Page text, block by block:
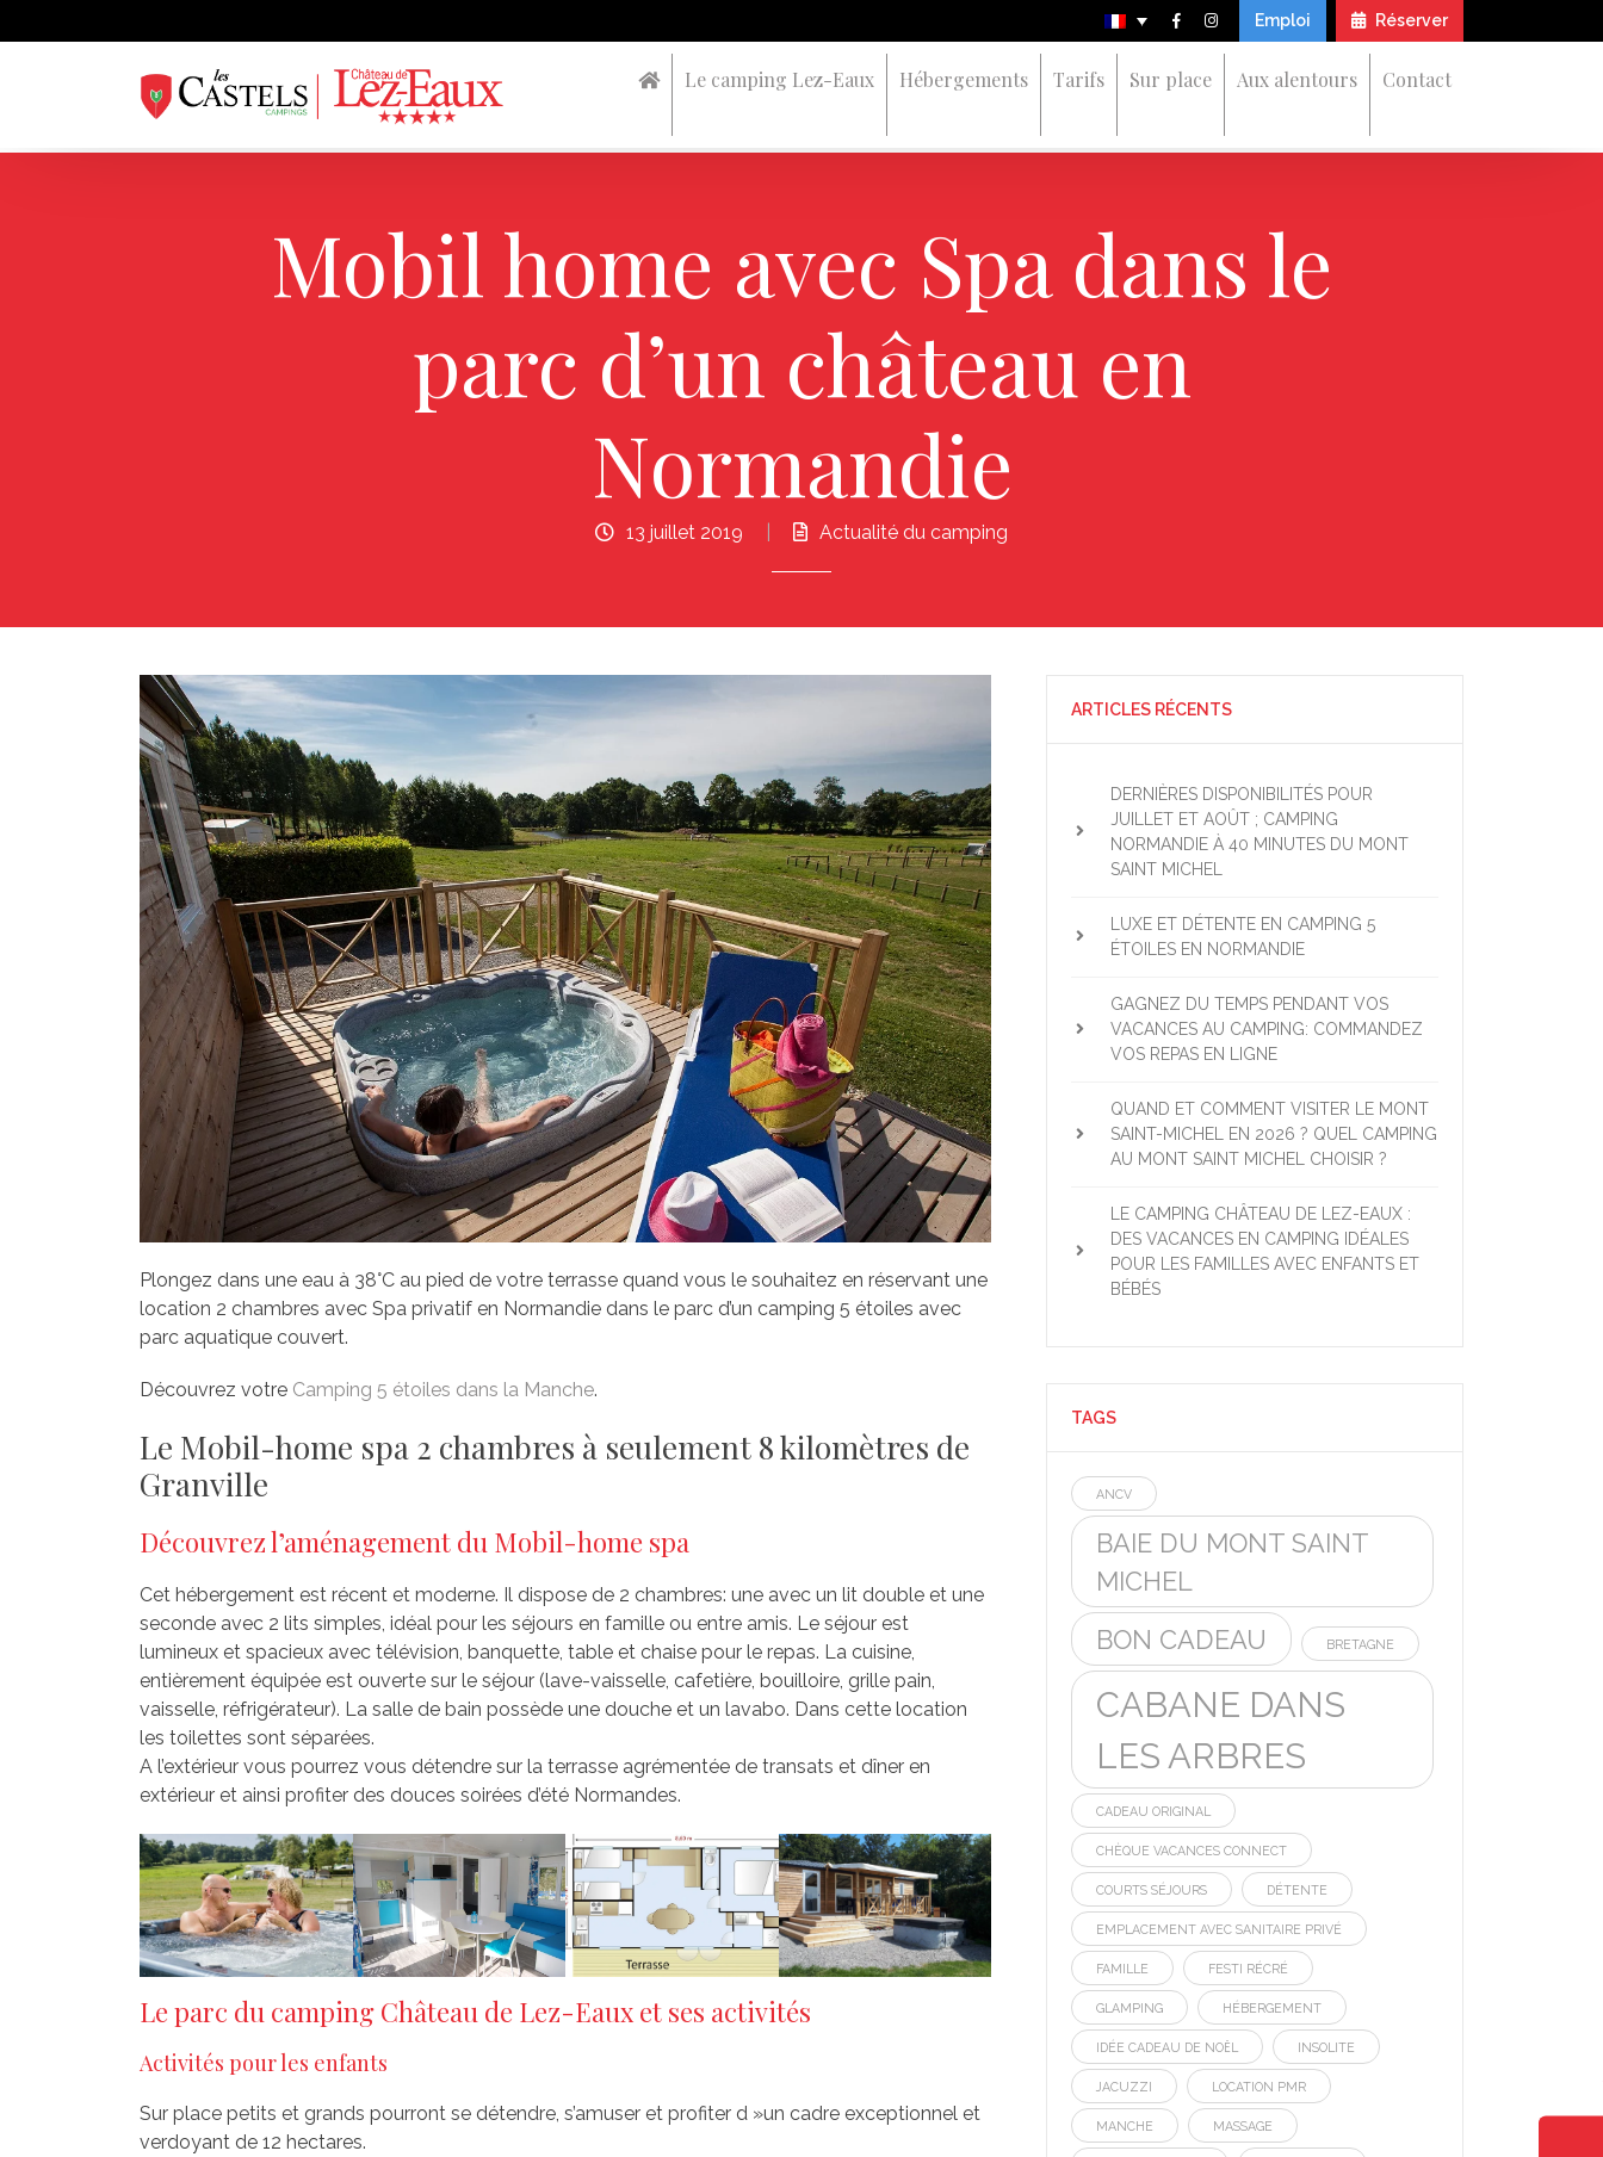
Emploi Réserver
Le camping Lez-Eaux Hébergements Tarifs Sur place Aux alentours Contact
Mobil home avec Spa dans le
parc d’un château en
Normandie
13 juillet 2019 Actualité du camping
Plongez dans une eau à 38°C au pied de votre terrasse quand vous le souhaitez en réservant une
location 2 chambres avec Spa privatif en Normandie dans le parc d’un camping 5 étoiles avec
parc aquatique couvert.
Découvrez votre Camping 5 étoiles dans la Manche.
Le Mobil-home spa 2 chambres à seulement 8 kilomètres de
Granville
Découvrez l’aménagement du Mobil-home spa
Cet hébergement est récent et moderne. Il dispose de 2 chambres: une avec un lit double et une
seconde avec 2 lits simples, idéal pour les séjours en famille ou entre amis. Le séjour est
lumineux et spacieux avec télévision, banquette, table et chaise pour le repas. La cuisine,
entièrement équipée est ouverte sur le séjour (lave-vaisselle, cafetière, bouilloire, grille pain,
vaisselle, réfrigérateur). La salle de bain possède une douche et un lavabo. Dans cette location
les toilettes sont séparées.
A l’extérieur vous pourrez vous détendre sur la terrasse agrémentée de transats et dîner en
extérieur et ainsi profiter des douces soirées d’été Normandes.
Le parc du camping Château de Lez-Eaux et ses activités
Activités pour les enfants
Sur place petits et grands pourront se détendre, s’amuser et profiter d »un cadre exceptionnel et
verdoyant de 12 hectares.
ARTICLES RÉCENTS
DERNIÈRES DISPONIBILITÉS POUR
JUILLET ET AOÛT ; CAMPING
NORMANDIE À 40 MINUTES DU MONT
SAINT MICHEL
LUXE ET DÉTENTE EN CAMPING 5
ÉTOILES EN NORMANDIE
GAGNEZ DU TEMPS PENDANT VOS
VACANCES AU CAMPING: COMMANDEZ
VOS REPAS EN LIGNE
QUAND ET COMMENT VISITER LE MONT
SAINT-MICHEL EN 2026 ? QUEL CAMPING
AU MONT SAINT MICHEL CHOISIR ?
LE CAMPING CHÂTEAU DE LEZ-EAUX :
DES VACANCES EN CAMPING IDÉALES
POUR LES FAMILLES AVEC ENFANTS ET
BÉBÉS
TAGS
ANCV
BAIE DU MONT SAINT
MICHEL
BON CADEAU
BRETAGNE
CABANE DANS
LES ARBRES
CADEAU ORIGINAL
CHÈQUE VACANCES CONNECT
COURTS SÉJOURS DÉTENTE
EMPLACEMENT AVEC SANITAIRE PRIVÉ
FAMILLE FESTI RÉCRÉ
GLAMPING HÉBERGEMENT
IDÉE CADEAU DE NOËL INSOLITE
JACUZZI LOCATION PMR
MANCHE MASSAGE